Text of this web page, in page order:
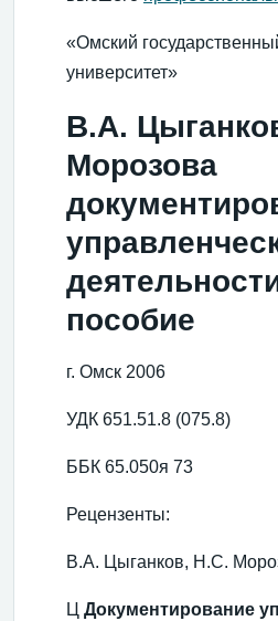
«Омский
университет»
В.А.
Морозова
пособие
г. Омск 2006
УДК 651.51.8 (075.8)
ББК 65.050я 73
Рецензенты:
В.А. Цыганков, Н.С.
Ц Документирование